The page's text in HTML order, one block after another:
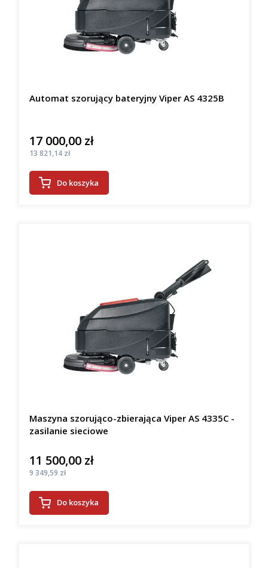
Automat szorujący bateryjny Viper AS 4325B
Cena
17 000,00 zł
Cena
13 821,14 zł
Do koszyka
Maszyna szorująco-zbierająca Viper AS 4335C -
zasilanie sieciowe
Cena
11 500,00 zł
Cena
9 349,59 zł
Do koszyka